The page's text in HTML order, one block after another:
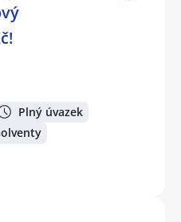
Plný úvazek